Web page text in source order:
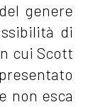
genere
di
cui Scott
non esca